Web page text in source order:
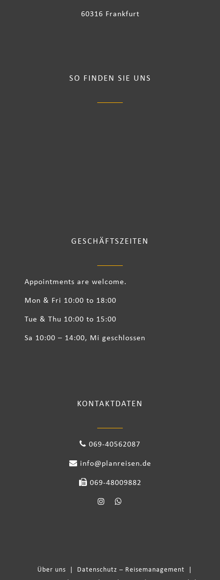
60316 Frankfurt
SO FINDEN SIE UNS
GESCHÄFTSZEITEN
Appointments are welcome.
Mon & Fri 10:00 to 18:00
Tue & Thu 10:00 to 15:00
Sa 10:00 – 14:00, Mi geschlossen
KONTAKTDATEN
069-40562087
info@planreisen.de
069-48009882
Über uns Datenschutz – Reisemanagement